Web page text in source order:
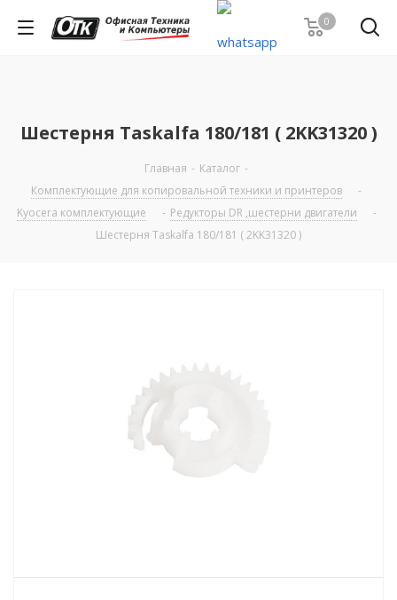
0
Шестерня Taskalfa 180/181 ( 2KK31320 )
Главная - Каталог -
Комплектующие для копировальной техники и принтеров
-
Kyocera комплектующие
- Редукторы DR ,шестерни двигатели
-
Шестерня Taskalfa 180/181 ( 2KK31320 )